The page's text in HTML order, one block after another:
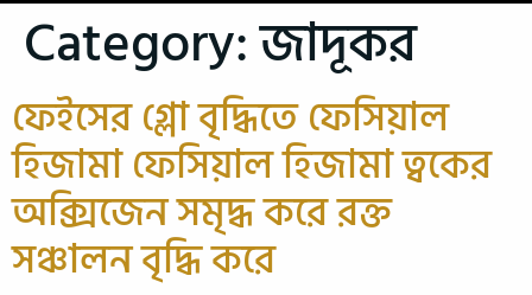
Category:জাদূকর
ফেইসের গ্লো বৃদ্ধিতে ফেসিয়াল
হিজামা ফেসিয়াল হিজামা ত্বকের
অক্সিজেন সমৃদ্ধ করে রক্ত ​​
সঞ্চালন বৃদ্ধি করে